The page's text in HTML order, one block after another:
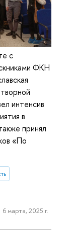
с
ФКН
интенсив
в
принял
«По
6 марта, 2025 г.